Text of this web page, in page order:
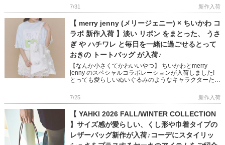
7/31 新作入荷
【 merry jenny (メリージェニー) × ちいかわ コ
ラボ 新作入荷 】淡い リボン をまとった、 うさ
ぎ や ハチワレ と毎日を一緒に過ごせるとって
おきの トートバッグ が入荷♪
【なんか小さくてかわいいやつ】 ちいかわとmerry
jenny のスペシャルコラボレーションが入荷しました!
とっても愛らしいぬいぐるみのようなキャラクターたく
7/25 新作入荷
【 YAHKI 2026 FALL/WINTER COLLECTION
】サイズ感が愛らしい、くし形や巾着タイプの
レザーバッグ新作が入荷♪コーデにスタイリッ